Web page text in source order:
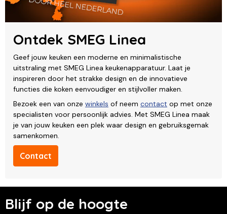
Ontdek SMEG Linea
Geef jouw keuken een moderne en minimalistische
uitstraling met SMEG Linea keukenapparatuur. Laat je
inspireren door het strakke design en de innovatieve
functies die koken eenvoudiger en stijlvoller maken.
Bezoek een van onze winkels of neem contact op met onze
specialisten voor persoonlijk advies. Met SMEG Linea maak
je van jouw keuken een plek waar design en gebruiksgemak
samenkomen.
Contact
Blijf op de hoogte